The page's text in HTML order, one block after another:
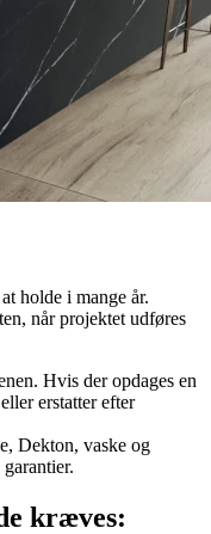
holde i mange år.
når projektet udføres
Hvis der opdages en
erstatter efter
Dekton, vaske og
kræves: